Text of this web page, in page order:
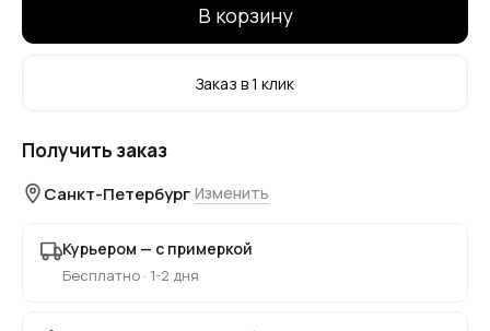
В корзину
Заказ в 1 клик
Получить заказ
Санкт-Петербург Изменить
Курьером — с примеркой
Бесплатно · 1-2 дня